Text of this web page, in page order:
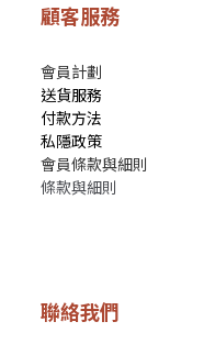
顧客服務
會員計劃
送貨服務
付款方法
私隱政策
會員條款與細則
條款與細則
聯絡我們